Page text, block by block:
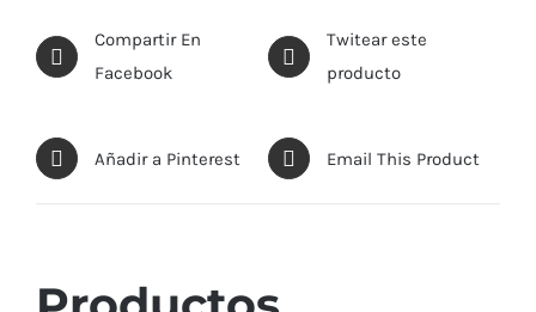
Compartir En
Facebook
Twitear este
producto
Añadir a Pinterest Email This Product